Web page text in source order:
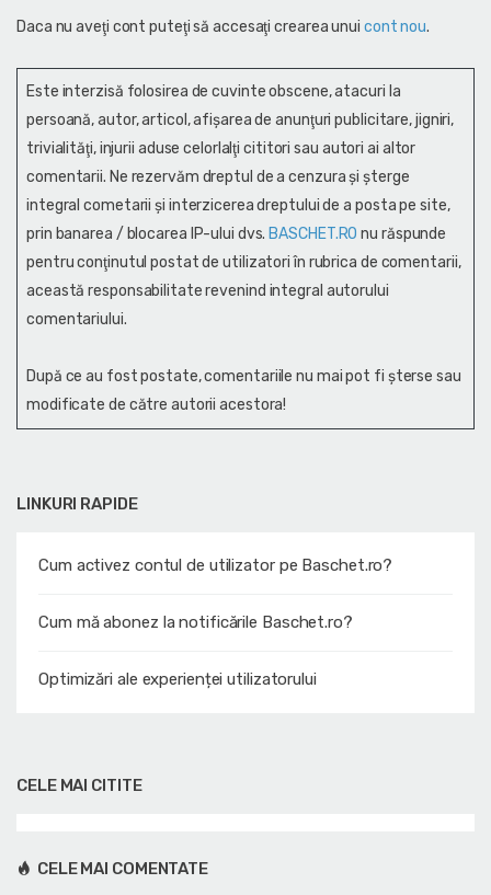
LINKURI RAPIDE
Cum activez contul de utilizator pe Baschet.ro?
Cum mă abonez la notificările Baschet.ro?
Optimizări ale experienței utilizatorului
Daca nu aveţi cont puteţi să accesaţi crearea unui cont nou.
Este interzisă folosirea de cuvinte obscene, atacuri la
persoană, autor, articol, afişarea de anunţuri publicitare, jigniri,
trivialităţi, injurii aduse celorlalţi cititori sau autori ai altor
comentarii. Ne rezervăm dreptul de a cenzura și şterge
integral cometarii și interzicerea dreptului de a posta pe site,
prin banarea / blocarea IP-ului dvs. BASCHET.RO nu răspunde
pentru conţinutul postat de utilizatori în rubrica de comentarii,
această responsabilitate revenind integral autorului
comentariului.
După ce au fost postate, comentariile nu mai pot fi șterse sau
modificate de către autorii acestora!
CELE MAI CITITE
CELE MAI COMENTATE